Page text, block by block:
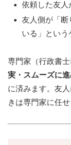
依頼した友人
友人側が「断
いる」という
専門家（行政書
実・スムーズに
に済みます。友
きは専門家に任